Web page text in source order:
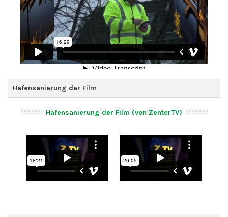
Hafensanierung der Film
Hafensanierung der Film (von ZenterTV)